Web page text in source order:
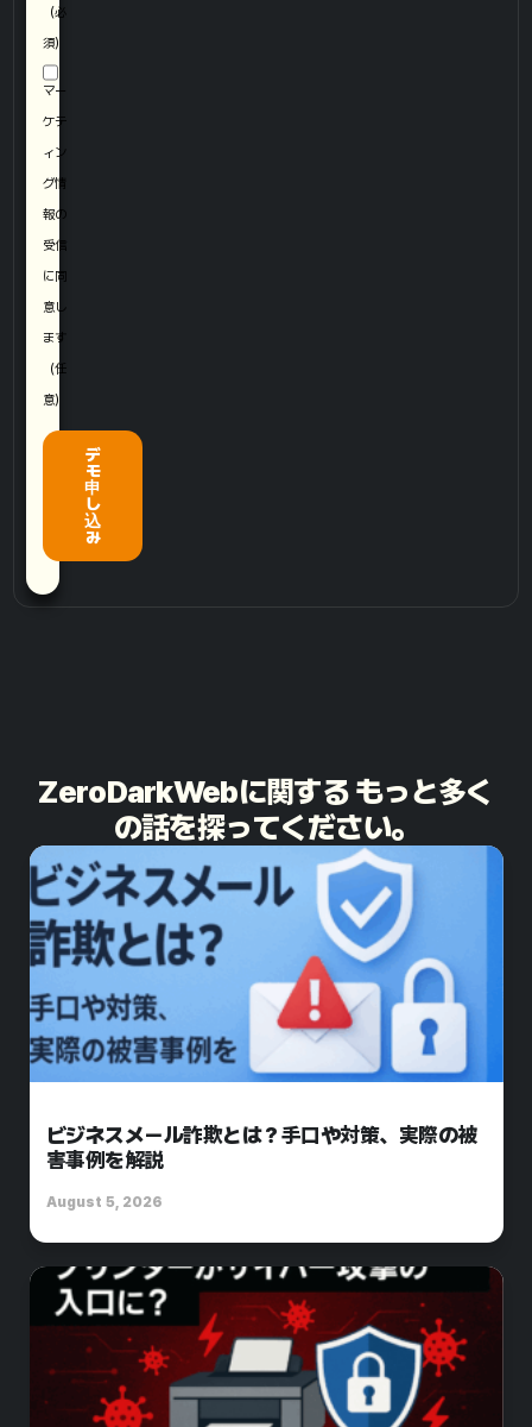
（必
須）
マー
ケテ
ィン
グ情
報の
受信
に同
意し
ます
（任
意）
デ
モ
申
し
込
み
ZeroDarkWebに関する もっと多く
の話を探ってください。​
ビジネスメール詐欺とは？手口や対策、実際の被
害事例を解説
August 5, 2026